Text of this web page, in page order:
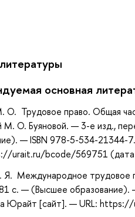
основная
О. Трудовое право. Общая
М. О. Буяновой. — 3-е изд.,
— ISBN 978-5-534-
urait.ru/bcode/569751
Я. Международное трудовое
с. — (Высшее образование).
Юрайт [сайт]. — URL: